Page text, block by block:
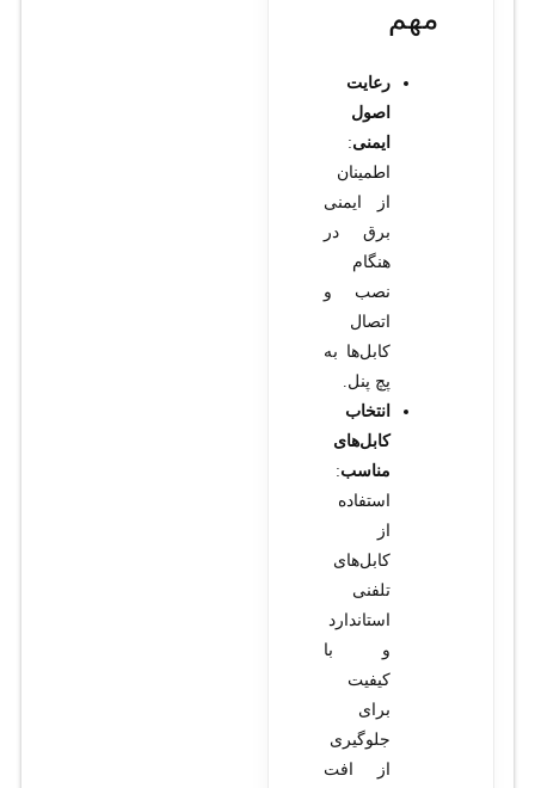
مهم
رعایت
اصول
ایمنی:
اطمینان
از ایمنی
برق در
هنگام
نصب و
اتصال
کابل‌ها به
پچ پنل.
انتخاب
کابل‌های
مناسب:
استفاده
از
کابل‌های
تلفنی
استاندارد
و با
کیفیت
برای
جلوگیری
از افت